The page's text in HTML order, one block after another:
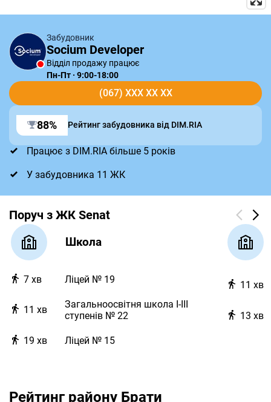
Забудовник
Socium Developer
Відділ продажу працює
Пн-Пт · 9:00-18:00
(067) XXX XX XX
88% Рейтинг забудовника від DIM.RIA
Працює з DIM.RIA більше 5 років
У забудовника 11 ЖК
Поруч з ЖК Senat
Школа
7 хв Ліцей № 19
11 хв
Загальноосвітня школа І-ІІІ
ступенів № 22
19 хв Ліцей № 15
11 хв
13 хв
Рейтинг району Брати